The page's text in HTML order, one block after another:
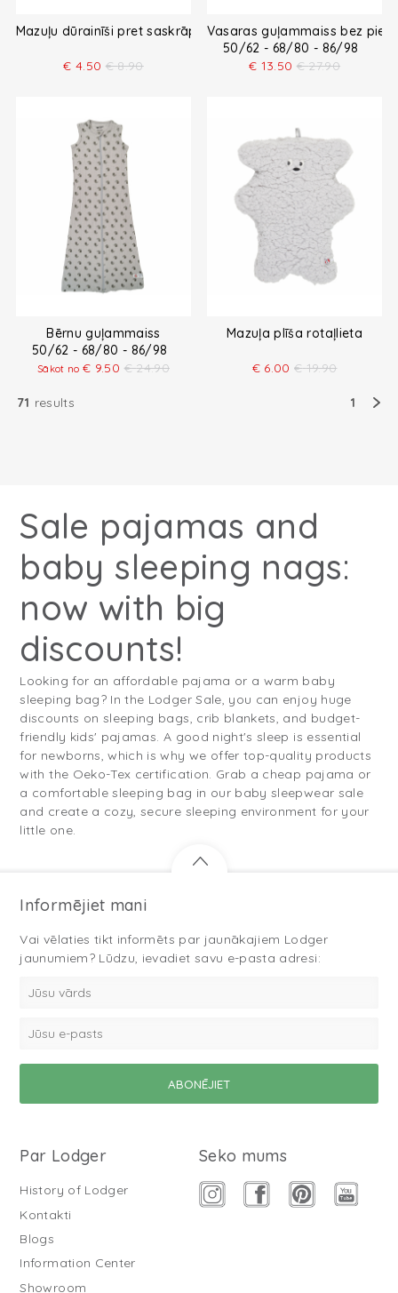
Mazuļu dūrainīši pret saskrāpēšanos
€ 4.50 € 8.90
Vasaras guļammaiss bez
50/62 - 68/80 - 86/98
€ 13.50 € 27.90
Bērnu guļammaiss
50/62 - 68/80 - 86/98
Sākot no€ 9.50 € 24.90
Mazuļa plīša rotaļlieta
€ 6.00 € 19.90
71 results 1
Sale pajamas and
baby sleeping nags:
now with big
discounts!
Looking for an affordable pajama or a warm baby
sleeping bag? In the Lodger Sale, you can enjoy huge
discounts on sleeping bags, crib blankets, and budget-
friendly kids' pajamas. A good night's sleep is essential
for newborns, which is why we offer top-quality products
with the Oeko-Tex certification. Grab a cheap pajama or
a comfortable sleeping bag in our baby sleepwear sale
and create a cozy, secure sleeping environment for your
little one.
Informējiet mani
Vai vēlaties tikt informēts par jaunākajiem Lodger
jaunumiem? Lūdzu, ievadiet savu e-pasta adresi:
Par Lodger
History of Lodger
Kontakti
Blogs
Information Center
Showroom
Seko mums